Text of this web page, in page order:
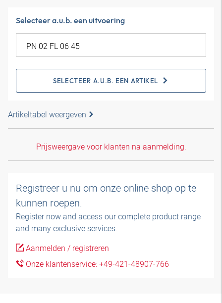
Selecteer a.u.b. een uitvoering
SELECTEER A.U.B. EEN ARTIKEL
Artikeltabel weergeven
Prijsweergave voor klanten na aanmelding.
Registreer u nu om onze online shop op te
kunnen roepen.
Register now and access our complete product range
and many exclusive services.
Aanmelden / registreren
Onze klantenservice: +49-421-48907-766